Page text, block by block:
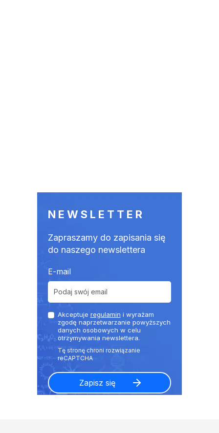
NEWSLETTER
Zapraszamy do zapisania się
do naszego newslettera
E-mail
Akceptuje regulamin i wyrażam
zgodę naprzetwarzanie powyższych
danych osobowych w celu
otrzymywania newslettera.